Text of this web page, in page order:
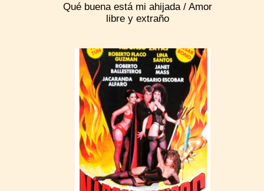
Qué buena está mi ahijada / Amor
libre y extraño